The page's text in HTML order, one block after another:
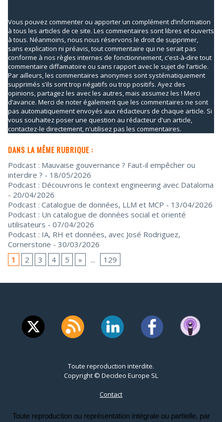
Vous pouvez commenter ou apporter un complément d’information
à tous les articles de ce site. Les commentaires sont libres et ouverts
à tous. Néanmoins, nous nous réservons le droit de supprimer,
sans explication ni préavis, tout commentaire qui ne serait pas
conforme à nos règles internes de fonctionnement, c'est-à-dire tout
commentaire diffamatoire ou sans rapport avec le sujet de l’article.
Par ailleurs, les commentaires anonymes sont systématiquement
supprimés s’ils sont trop négatifs ou trop positifs. Ayez des
opinions, partagez les avec les autres, mais assumez les ! Merci
d’avance. Merci de noter également que les commentaires ne sont
pas automatiquement envoyés aux rédacteurs de chaque article. Si
vous souhaitez poser une question au rédacteur d'un article,
contactez-le directement, n'utilisez pas les commentaires.
DANS LA MÊME RUBRIQUE :
Podcast : Mauvaise gouvernance ? Faut-il empêcher ou
interdire ? - 18/05/2026
Podcast : Découvrons le context engineering avec Dataloma
- 20/04/2026
Podcast : Catalogue de données, LLM et MCP - 13/04/2026
Podcast : Un catalogue de données social et orienté
utilisateurs - 07/04/2026
Podcast : IA, RH et données, avec José Rodriguez,
Cornerstone - 30/03/2026
1
2 3 4 5 » ... 129
Toute reproduction interdite.
Copyright © Decideo Europe SL
Contact
Toute reproduction ou représentation intégrale ou partielle, par